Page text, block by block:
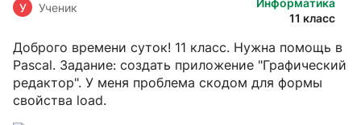
Информатика
11 класс
У Ученик
Доброго времени суток! 11 класс. Нужна помощь в
Pascal. Задание: создать приложение "Графический
редактор". У меня проблема скодом для формы
свойства load.